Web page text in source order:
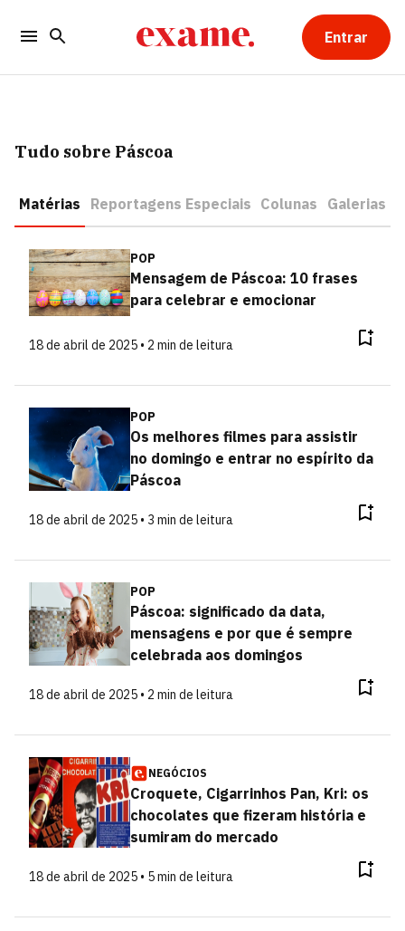
Entrar
Tudo sobre Páscoa
Matérias Reportagens Especiais Colunas Galerias
POP
Mensagem de Páscoa: 10 frases
para celebrar e emocionar
18 de abril de 2025 • 2 min de leitura
POP
Os melhores filmes para assistir
no domingo e entrar no espírito da
Páscoa
18 de abril de 2025 • 3 min de leitura
POP
Páscoa: significado da data,
mensagens e por que é sempre
celebrada aos domingos
18 de abril de 2025 • 2 min de leitura
NEGÓCIOS
Croquete, Cigarrinhos Pan, Kri: os
chocolates que fizeram história e
sumiram do mercado
18 de abril de 2025 • 5 min de leitura